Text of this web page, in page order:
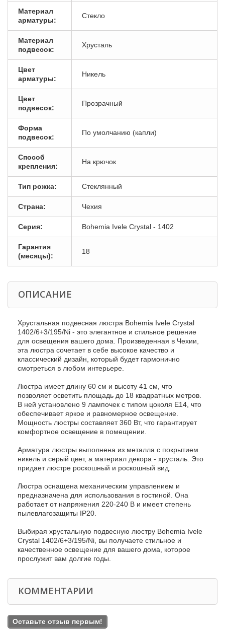
Материал
арматуры:
Стекло
Материал
подвесок:
Хрусталь
Цвет
арматуры:
Никель
Цвет
подвесок:
Прозрачный
Форма
подвесок:
По умолчанию (капли)
Способ
крепления:
На крючок
Тип рожка: Стеклянный
Страна: Чехия
Серия: Bohemia Ivele Crystal - 1402
Гарантия
(месяцы):
18
ОПИСАНИЕ
Хрустальная подвесная люстра Bohemia Ivele Crystal
1402/6+3/195/Ni - это элегантное и стильное решение
для освещения вашего дома. Произведенная в Чехии,
эта люстра сочетает в себе высокое качество и
классический дизайн, который будет гармонично
смотреться в любом интерьере.
Люстра имеет длину 60 см и высоту 41 см, что
позволяет осветить площадь до 18 квадратных метров.
В ней установлено 9 лампочек с типом цоколя E14, что
обеспечивает яркое и равномерное освещение.
Мощность люстры составляет 360 Вт, что гарантирует
комфортное освещение в помещении.
Арматура люстры выполнена из металла с покрытием
никель и серый цвет, а материал декора - хрусталь. Это
придает люстре роскошный и роскошный вид.
Люстра оснащена механическим управлением и
предназначена для использования в гостиной. Она
работает от напряжения 220-240 В и имеет степень
пылевлагозащиты IP20.
Выбирая хрустальную подвесную люстру Bohemia Ivele
Crystal 1402/6+3/195/Ni, вы получаете стильное и
качественное освещение для вашего дома, которое
прослужит вам долгие годы.
КОММЕНТАРИИ
Оставьте отзыв первым!